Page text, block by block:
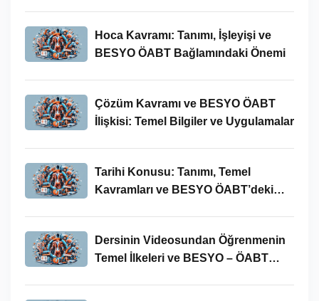
Hoca Kavramı: Tanımı, İşleyişi ve
BESYO ÖABT Bağlamındaki Önemi
Çözüm Kavramı ve BESYO ÖABT
İlişkisi: Temel Bilgiler ve Uygulamalar
Tarihi Konusu: Tanımı, Temel
Kavramları ve BESYO ÖABT’deki
Dersinin Videosundan Öğrenmenin
Temel İlkeleri ve BESYO – ÖABT